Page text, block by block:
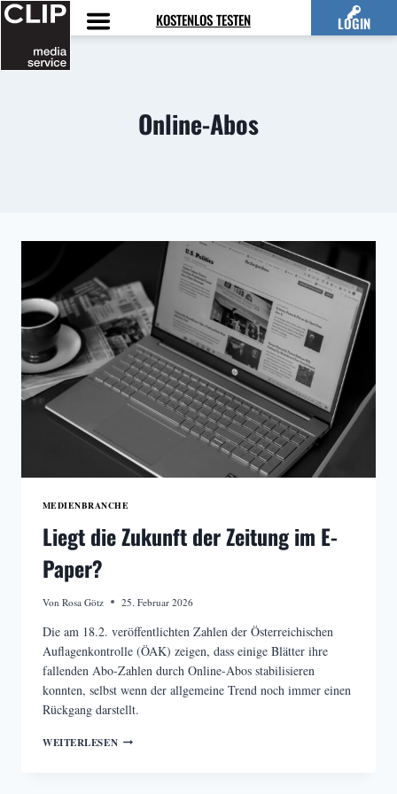
Zum
Inhalt
springen
KOSTENLOS TESTEN LOGIN
Online-Abos
MEDIENBRANCHE
Liegt die Zukunft der Zeitung im E-
Paper?
Von Rosa Götz 25. Februar 2026
Die am 18.2. veröffentlichten Zahlen der Österreichischen
Auflagenkontrolle (ÖAK) zeigen, dass einige Blätter ihre
fallenden Abo-Zahlen durch Online-Abos stabilisieren
konnten, selbst wenn der allgemeine Trend noch immer einen
Rückgang darstellt.
WEITERLESENLIEGT